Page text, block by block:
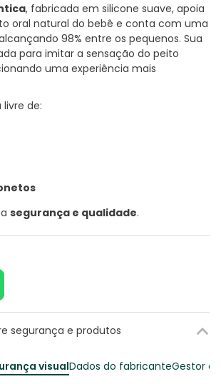
, fabricada em silicone suave, apoia
oral natural do bebê e conta com uma
98% entre os pequenos. Sua
para imitar a sensação do peito
uma experiência mais
de:
segurança e qualidade.
segurança e produtos
visualDados do fabricanteGestor